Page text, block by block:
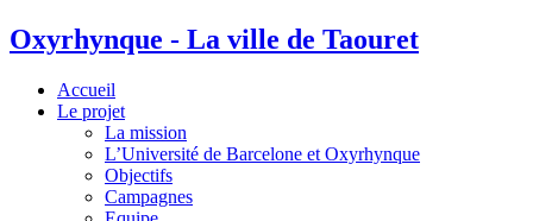
Oxyrhynque - La ville de Taouret
Accueil
Le projet
La mission
L’Université de Barcelone et Oxyrhynque
Objectifs
Campagnes